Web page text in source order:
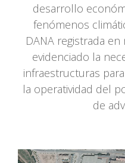
desarrollo
fenómenos
DANA registrada
evidenciado la
infraestructuras
la operatividad del
de